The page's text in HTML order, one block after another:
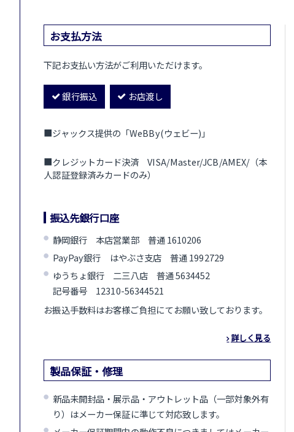
お支払方法
下記お支払い方法がご利用いただけます。
銀行振込 お店渡し
■ジャックス提供の「WeBBy(ウェビー)」
■クレジットカード決済 VISA/Master/JCB/AMEX/（本
人認証登録済みカードのみ）
振込先銀行口座
静岡銀行 本店営業部 普通 1610206
PayPay銀行 はやぶさ支店 普通 1992729
ゆうちょ銀行 二三八店 普通 5634452
記号番号 12310-56344521
お振込手数料はお客様ご負担にてお願い致しております。
詳しく見る
製品保証・修理
新品未開封品・展示品・アウトレット品（一部対象外有
り）はメーカー保証に準じて対応致します。